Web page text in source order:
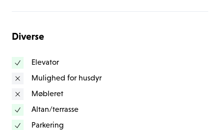
fritidsliv. Inden for 5 minutters gå gang, kan du finde,
Ballerup st. supermarkeder, Ballerupcenteret og meget
Elmehuset består af 112 nybyggede lejligheder i
spændet 59-99 m2 fordelt på 2-4 værelser
Diverse
Elevator
Mulighed for husdyr
Møbleret
Altan/terrasse
Parkering